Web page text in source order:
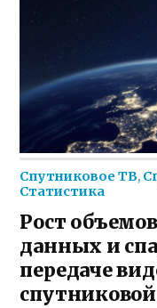
Спутниковое ТВ,
Статистика
Рост
данных и
передаче